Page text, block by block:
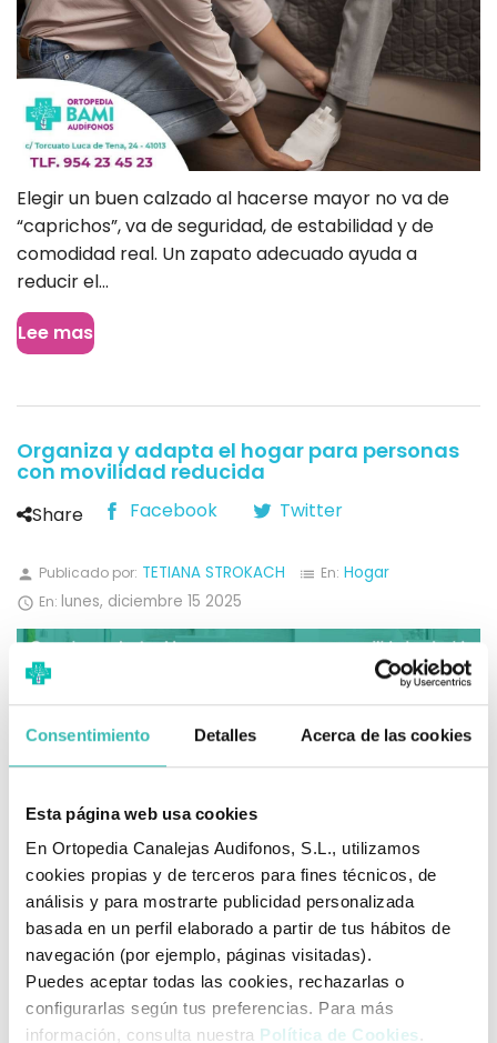
Consentimiento Detalles Acerca de las cookies
Esta página web usa cookies
En Ortopedia Canalejas Audifonos, S.L., utilizamos
cookies propias y de terceros para fines técnicos, de
análisis y para mostrarte publicidad personalizada
basada en un perfil elaborado a partir de tus hábitos de
navegación (por ejemplo, páginas visitadas).
Puedes aceptar todas las cookies, rechazarlas o
configurarlas según tus preferencias. Para más
información, consulta nuestra Política de Cookies .
Elegir un buen calzado al hacerse mayor no va de
“caprichos”, va de seguridad, de estabilidad y de
comodidad real. Un zapato adecuado ayuda a
reducir el...
Lee mas
Organiza y adapta el hogar para personas
con movilidad reducida
Share Facebook Twitter
person Publicado por: TETIANA STROKACH list En: Hogar
 En: lunes, diciembre 15 2025
Un hogar accesible no siempre empieza con obras:
muchas veces empieza con una organización
inteligente del espacio. Cuando hay movilidad
reducida (temporal o...